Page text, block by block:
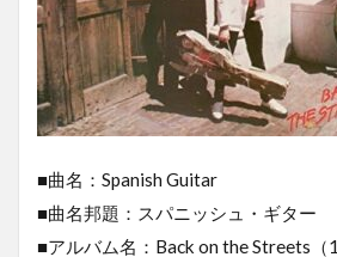
■曲名：Spanish Guitar
■曲名邦題：スパニッシュ・ギター
■アルバム名：Back on the Streets（